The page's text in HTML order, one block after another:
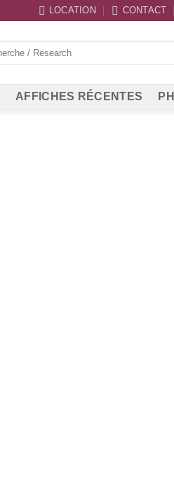
LOCATION CONTACT
AFFICHES RÉCENTES